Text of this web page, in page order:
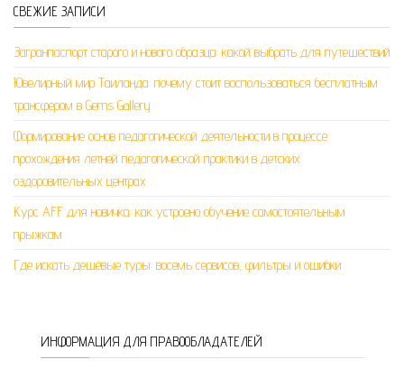
СВЕЖИЕ ЗАПИСИ
Загранпаспорт старого и нового образца: какой выбрать для путешествий
Ювелирный мир Таиланда: почему стоит воспользоваться бесплатным
трансфером в Gems Gallery
Формирование основ педагогической деятельности в процессе
прохождения летней педагогической практики в детских
оздоровительных центрах
Курс AFF для новичка: как устроено обучение самостоятельным
прыжкам
Где искать дешёвые туры: восемь сервисов, фильтры и ошибки
ИНФОРМАЦИЯ ДЛЯ ПРАВООБЛАДАТЕЛЕЙ